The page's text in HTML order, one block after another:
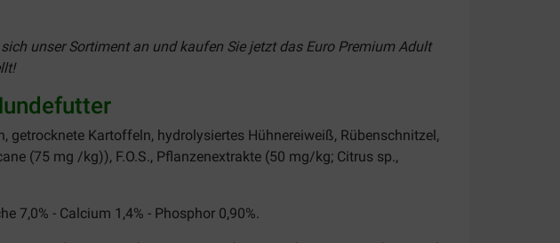
unser Sortiment an und kaufen Sie jetzt das Euro Premium Adult
getrocknete Kartoffeln, hydrolysiertes Hühnereiweiß, Rübenschnitzel,
(75 mg /kg)), F.O.S., Pflanzenextrakte (50 mg/kg; Citrus sp.,
7,0% - Calcium 1,4% - Phosphor 0,90%.